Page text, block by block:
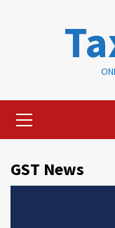
Menu
GST News